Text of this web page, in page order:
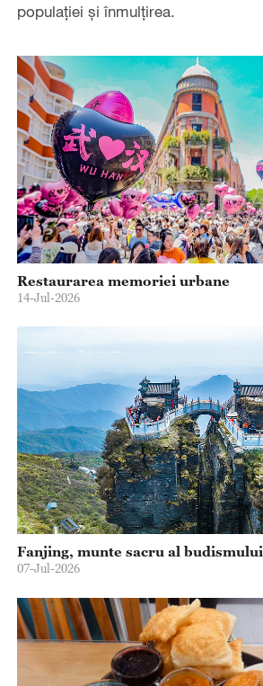
populației și înmulțirea.
Restaurarea memoriei urbane
14-Jul-2026
Fanjing, munte sacru al budismului
07-Jul-2026